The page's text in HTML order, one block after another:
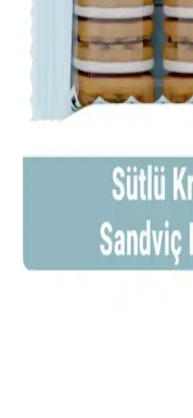
Popülaritesi azalsa da
Migros'ta Jambon
Sağlıklı ve Pratik
Migros'ta çeşitli jambon
doğal ürünlerle damak
Ekmek Arası
Günlük Yemek
Ekmek arası tarifler,